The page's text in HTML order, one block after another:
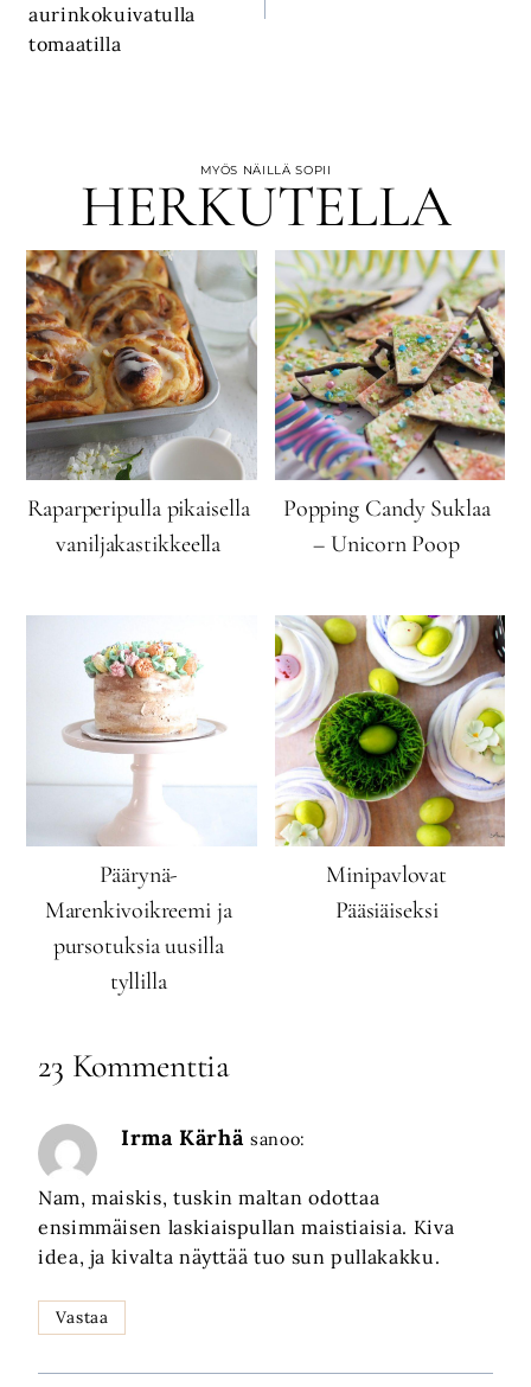
aurinkokuivatulla
tomaatilla
MYÖS NÄILLÄ SOPII
HERKUTELLA
Raparperipulla pikaisella
vaniljakastikkeella
Popping Candy Suklaa
– Unicorn Poop
Päärynä-
Marenkivoikreemi ja
pursotuksia uusilla
tyllilla
Minipavlovat
Pääsiäiseksi
23 Kommenttia
Irma Kärhä sanoo:
Nam, maiskis, tuskin maltan odottaa
ensimmäisen laskiaispullan maistiaisia. Kiva
idea, ja kivalta näyttää tuo sun pullakakku.
Vastaa